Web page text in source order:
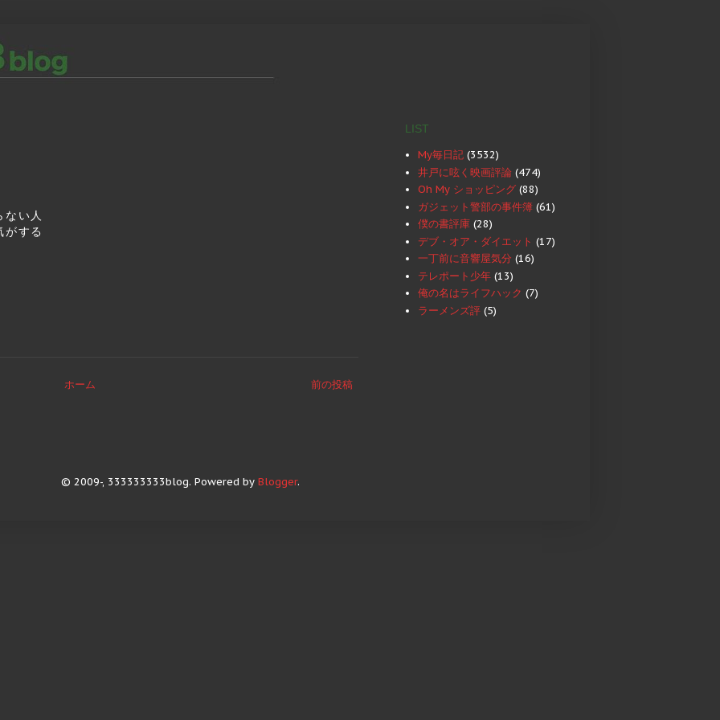
い人
する
前の投稿
ホーム
LIST
My毎日記 (3532)
井戸に呟く映画評論 (474)
Oh My ショッピング (88)
ガジェット警部の事件簿 (61)
僕の書評庫 (28)
デブ・オア・ダイエット (17)
一丁前に音響屋気分 (16)
テレポート少年 (13)
俺の名はライフハック (7)
ラーメンズ評 (5)
© 2009-, 333333333blog. Powered by Blogger.